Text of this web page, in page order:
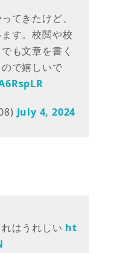
てきたけど、
す。校閲や校
も文章を書く
で嬉しいで
July 4, 2024
はうれしい ht